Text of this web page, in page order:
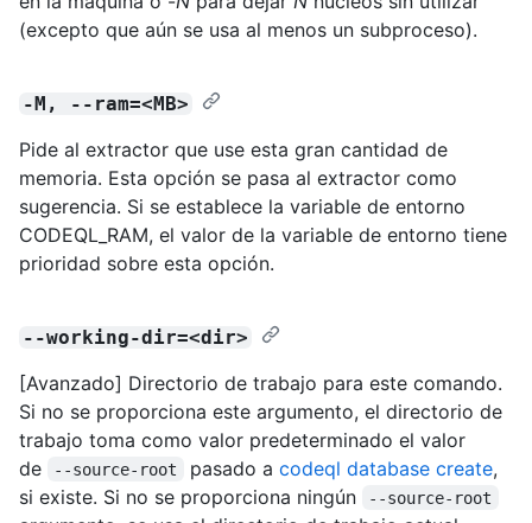
(excepto que aún se usa al menos un subproceso).
-M, --ram=<MB>
Pide al extractor que use esta gran cantidad de
memoria. Esta opción se pasa al extractor como
sugerencia. Si se establece la variable de entorno
CODEQL_RAM, el valor de la variable de entorno tiene
prioridad sobre esta opción.
--working-dir=<dir>
[Avanzado] Directorio de trabajo para este comando.
Si no se proporciona este argumento, el directorio de
trabajo toma como valor predeterminado el valor
de
--source-root pasado a codeql database create,
si existe. Si no se proporciona ningún
--source-root